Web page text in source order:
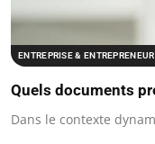
ENTREPRISE &
Quels documents
Dans le contexte